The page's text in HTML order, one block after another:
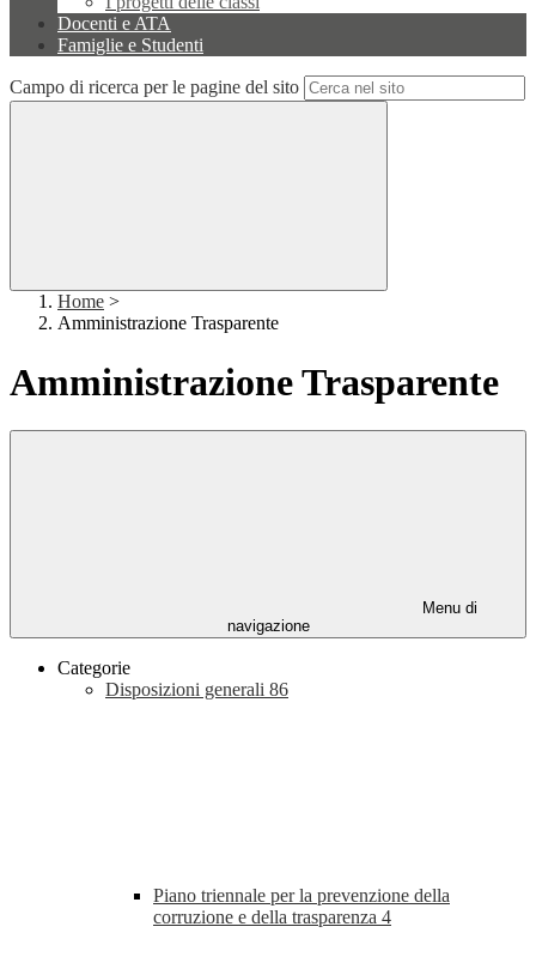
Docenti e ATA
Famiglie e Studenti
Campo di ricerca per le pagine del sito
Home >
Amministrazione Trasparente
Amministrazione Trasparente
Menu di
navigazione
Categorie
Disposizioni generali 86
Piano triennale per la prevenzione della
corruzione e della trasparenza 4